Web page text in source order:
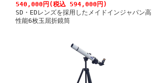
540,000円(税込 594,000円)
SD・EDレンズを採用したメイドインジャパン高
性能6枚玉屈折鏡筒